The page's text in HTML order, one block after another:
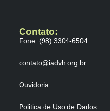
Contato:
Fone: (98) 3304-6504
contato@iadvh.org.br
Ouvidoria
Politica de Uso de Dados